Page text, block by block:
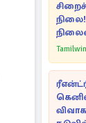
நிலை!
Tamilwin